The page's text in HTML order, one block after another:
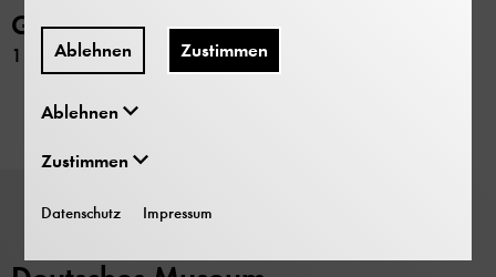
GND-Nr.
117353590
Ablehnen Zustimmen
Ablehnen
Zustimmen
Datenschutz Impressum